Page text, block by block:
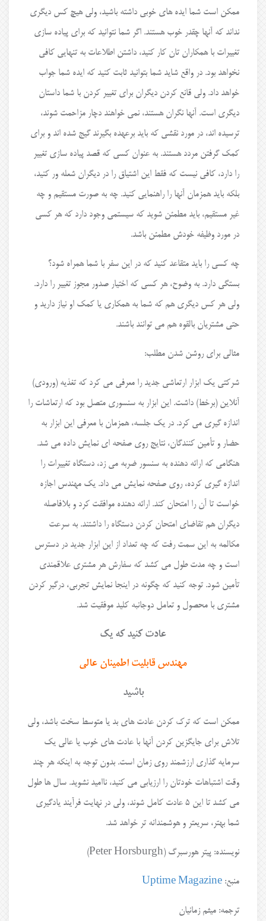
ممکن است شما ایده های خوبی داشته باشید، ولی هیچ کس دیگری
نداند که آنها چقدر خوب هستند. اگر شما نتوانید که برای پیاده سازی
تغییرات با همکاران تان کار کنید، داشتن اطلاعات به تنهایی کافی
نخواهد بود. در واقع شاید شما بتوانید ثابت کنید که ایده شما جواب
خواهد داد. ولی قانع کردن دیگران برای تغییر کردن با شما داستان
دیگری است. آنها نگران هستند، نمی خواهند دچار مزاحمت شوند،
ترسیده اند، در مورد نقشی که باید برعهده بگیرند گیج شده اند و برای
کمک گرفتن مردد هستند. به عنوان کسی که قصد پیاده سازی تغییر
را دارد، کافی نیست که فقط این اشتیاق را در دیگران شعله ور کنید،
بلکه باید همزمان آنها را راهنمایی کنید. چه به صورت مستقیم و چه
غیر مستقیم، باید مطمئن شوید که سیستمی وجود دارد که هر کسی
در مورد وظیفه خودش مطمئن باشد.
چه کسی را باید متقاعد کنید که در این سفر با شما همراه شود؟
بستگی دارد. به وضوح، هر کسی که اختیار صدور مجوز تغییر را دارد.
ولی هر کس دیگری هم که شما به همکاری یا کمک او نیاز دارید و
حتی مشتریان بالقوه هم می توانند باشند.
مثالی برای روشن شدن مطلب:
شرکتی یک ابزار ارتعاشی جدید را معرفی می کرد که تغذیه (ورودی)
آنلاین (برخط) داشت. این ابزار به سنسوری متصل بود که ارتعاشات را
اندازه گیری می کرد. در یک جلسه، همزمان با معرفی این ابزار به
حضار و تأمین کنندگان، نتایج روی صفحه ای نمایش داده می شد.
هنگامی که ارائه دهنده به سنسور ضربه می زد، دستگاه تغییرات را
اندازه گیری کرده، روی صفحه نمایش می داد. یک مهندس اجازه
خواست تا آن را امتحان کند. ارائه دهنده موافقت کرد و بلافاصله
دیگران هم تقاضای امتحان کردن دستگاه را داشتند. به سرعت
مکالمه به این سمت رفت که چه تعداد از این ابزار جدید در دسترس
است و چه مدت طول می کشد که سفارش هر مشتری علاقمندی
تأمین شود. توجه کنید که چگونه در اینجا نمایش تجربی، درگیر کردن
مشتری با محصول و تعامل دوجانبه کلید موفقیت شد.
عادت کنید که یک
مهندس قابلیت اطمینان عالی
باشید
ممکن است که ترک کردن عادت های بد یا متوسط سخت باشد، ولی
تلاش برای جایگزین کردن آنها با عادت های خوب یا عالی یک
سرمایه گذاری ارزشمند روی زمان است. بدون توجه به اینکه هر چند
وقت اشتباهات خودتان را ارزیابی می کنید، ناامید نشوید. سال ها طول
می کشد تا این ۵ عادت کامل شوند، ولی در نهایت فرآیند یادگیری
شما بهتر، سریعتر و هوشمندانه تر خواهد شد.
نویسنده: پیتر هورسبرگ (Peter Horsburgh)
منبع: Uptime Magazine
ترجمه: میثم زمانیان